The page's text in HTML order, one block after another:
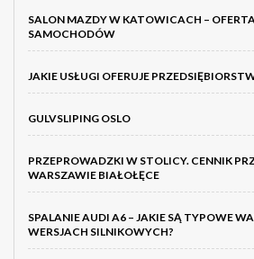
SALON MAZDY W KATOWICACH –
SAMOCHODÓW
JAKIE USŁUGI OFERUJE
GULVSLIPING OSLO
PRZEPROWADZKI W STOLICY. CENNIK
WARSZAWIE BIAŁOŁĘCE
SPALANIE AUDI A6 – JAKIE SĄ TYPOWE
WERSJACH SILNIKOWYCH?